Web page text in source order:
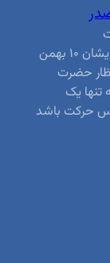
الاسلام محمد مهدی فاطمی صدر است که ایشان ۱۰ بهمن
حضرت
تنها یک
حرکت باشد